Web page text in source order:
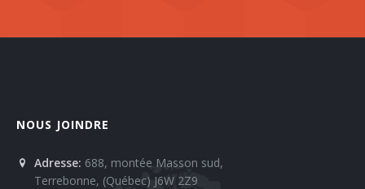
NOUS JOINDRE
Adresse: 688, montée Masson sud,
Terrebonne, (Québec) J6W 2Z9